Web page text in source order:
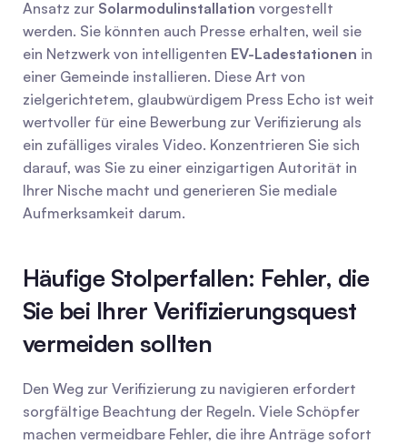
Ansatz zur Solarmodulinstallation vorgestellt
werden. Sie könnten auch Presse erhalten, weil sie
ein Netzwerk von intelligenten EV-Ladestationen in
einer Gemeinde installieren. Diese Art von
zielgerichtetem, glaubwürdigem Press Echo ist weit
wertvoller für eine Bewerbung zur Verifizierung als
ein zufälliges virales Video. Konzentrieren Sie sich
darauf, was Sie zu einer einzigartigen Autorität in
Ihrer Nische macht und generieren Sie mediale
Aufmerksamkeit darum.
Häufige Stolperfallen: Fehler, die
Sie bei Ihrer Verifizierungsquest
vermeiden sollten
Den Weg zur Verifizierung zu navigieren erfordert
sorgfältige Beachtung der Regeln. Viele Schöpfer
machen vermeidbare Fehler, die ihre Anträge sofort